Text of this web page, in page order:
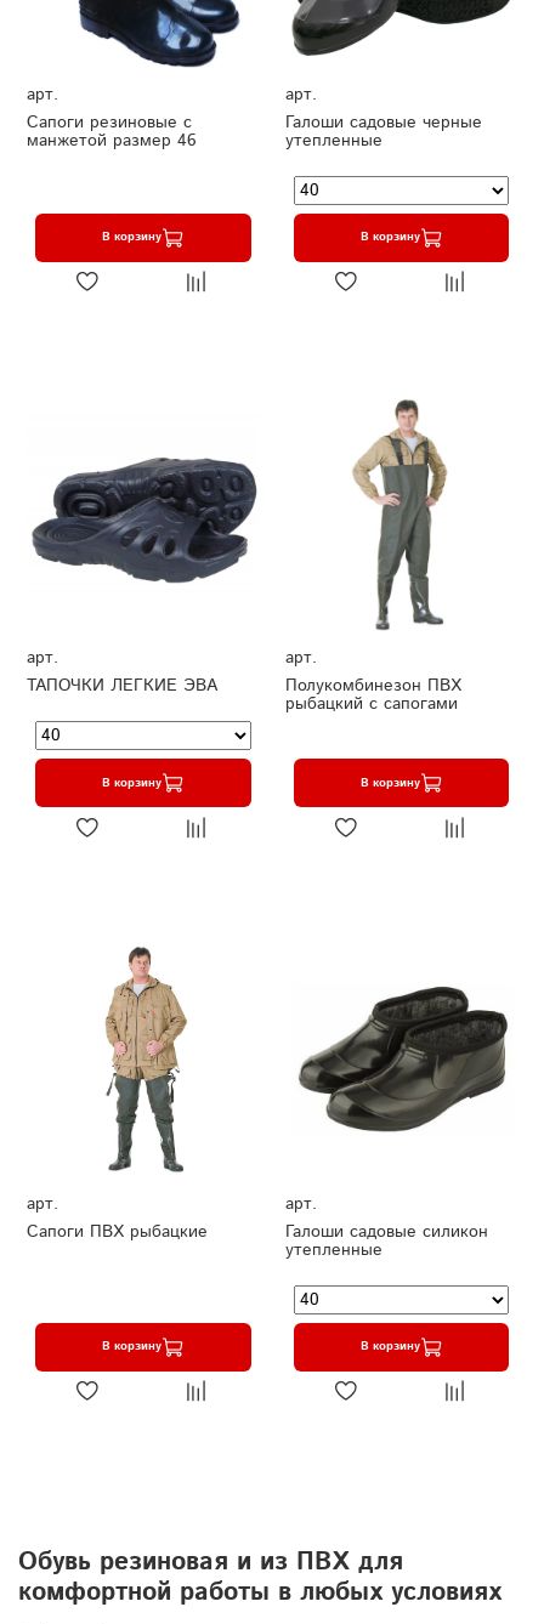
арт.
Сапоги резиновые с
манжетой размер 46
В корзину
арт.
Галоши садовые черные
утепленные
В корзину
арт.
ТАПОЧКИ ЛЕГКИЕ ЭВА
В корзину
арт.
Полукомбинезон ПВХ
рыбацкий с сапогами
В корзину
арт.
Сапоги ПВХ рыбацкие
В корзину
арт.
Галоши садовые силикон
утепленные
В корзину
Обувь резиновая и из ПВХ для
комфортной работы в любых условиях